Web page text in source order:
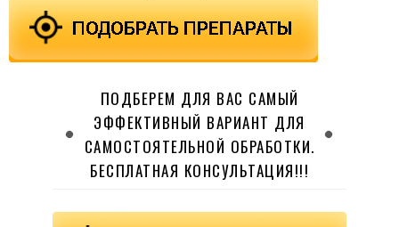
ПОДБЕРЕМ ДЛЯ ВАС САМЫЙ
ЭФФЕКТИВНЫЙ ВАРИАНТ ДЛЯ
САМОСТОЯТЕЛЬНОЙ ОБРАБОТКИ.
БЕСПЛАТНАЯ КОНСУЛЬТАЦИЯ!!!